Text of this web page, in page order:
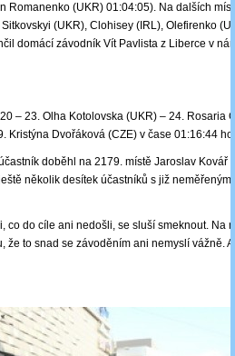
Romanenko (UKR) 01:04:05). Na dalších
(UKR), Clohisey (IRL), Olefirenko
domácí závodník Vít Pavlista z Liberce v
– 23. Olha Kotolovska (UKR) – 24. Rosaria
Kristýna Dvořáková (CZE) v čase 01:16:44
doběhl na 2179. místě Jaroslav Kovář
několik desítek účastníků s již neměřeným
co do cíle ani nedošli, se sluší smeknout. Na
že to snad se závoděním ani nemyslí vážně.